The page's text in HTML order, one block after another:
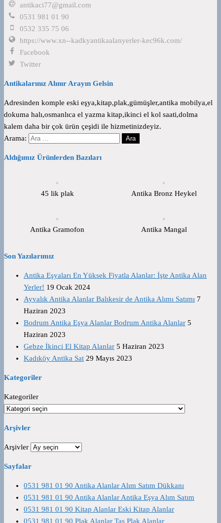
antikaci77@gmail.com
0531 981 01 90
0532 335 75 06
https://www.xn--kadkyantikaalanyerler-kec96k.com/
Facebook
Twitter
Antikalarınız Alınır Arayın Gelsin
Adresinden komple eski eşya,kitap,plak,gümüşler,antika mobilya,el
dokuma halı,osmanlıca el yazma kitap,ikinci el kol saati,dolma
kalem daha bir çok ürün çeşidi ile hizmetinizdeyiz.
Arama:
Aldığımız Ürünlerden Bazıları
45 lik plak Antika Bronz Heykel
Antika Gramofon Antika Mangal
Son Yazılarımız
Antika Eşyaları En Yüksek Fiyatla Alanlar: İşte Antika Alan
Yerler! 19 Ocak 2024
Ayvalık Antika Alanlar Balıkesir de Antika Alımı Satımı 7
Haziran 2023
Bodrum Antika Eşya Alanlar Bodrum Antika Alanlar 5
Haziran 2023
Gebze İkinci El Kitap Alanlar 5 Haziran 2023
Kadıköy Antika Sat 29 Mayıs 2023
Kategoriler
Kategoriler
Arşivler
Arşivler
Sayfalar
0531 981 01 90 Antika Alanlar Alım Satım Dükkanı
0531 981 01 90 Antika Alanlar Antika Eşya Alım Satım
0531 981 01 90 Kitap Alanlar Eski Kitap Alanlar
0531 981 01 90 Plak Alanlar Taş Plak Alanlar